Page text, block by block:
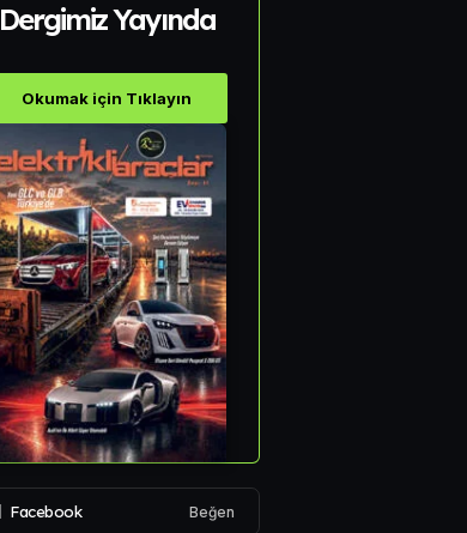
Dergimiz Yayında
Okumak için Tıklayın
Facebook Beğen